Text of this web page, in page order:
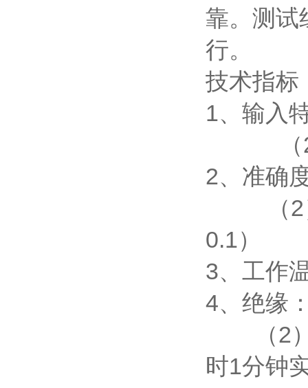
靠。测试
行。
技术指标
1、输入
（2）
2、准确
（2）
0.1）
3、工作
4、绝缘
（2）
时1分钟